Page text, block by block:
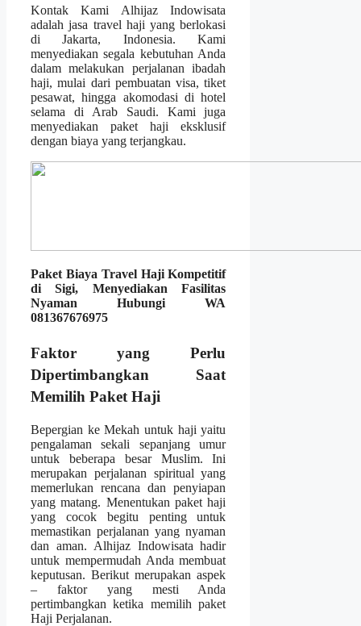
Kontak Kami Alhijaz Indowisata
adalah jasa travel haji yang berlokasi
di Jakarta, Indonesia. Kami
menyediakan segala kebutuhan Anda
dalam melakukan perjalanan ibadah
haji, mulai dari pembuatan visa, tiket
pesawat, hingga akomodasi di hotel
selama di Arab Saudi. Kami juga
menyediakan paket haji eksklusif
dengan biaya yang terjangkau.
Paket Biaya Travel Haji Kompetitif
di Sigi, Menyediakan Fasilitas
Nyaman Hubungi WA
081367676975
Faktor yang Perlu
Dipertimbangkan Saat
Memilih Paket Haji
Bepergian ke Mekah untuk haji yaitu
pengalaman sekali sepanjang umur
untuk beberapa besar Muslim. Ini
merupakan perjalanan spiritual yang
memerlukan rencana dan penyiapan
yang matang. Menentukan paket haji
yang cocok begitu penting untuk
memastikan perjalanan yang nyaman
dan aman. Alhijaz Indowisata hadir
untuk mempermudah Anda membuat
keputusan. Berikut merupakan aspek
– faktor yang mesti Anda
pertimbangkan ketika memilih paket
Haji Perjalanan.